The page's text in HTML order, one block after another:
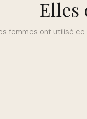
Elles
femmes ont utilisé ce